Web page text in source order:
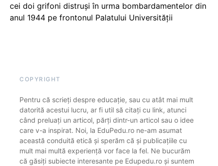
cei doi grifoni distruși în urma bombardamentelor din
anul 1944 pe frontonul Palatului Universității
COPYRIGHT
Pentru că scrieți despre educație, sau cu atât mai mult
datorită acestui lucru, ar fi util să citați cu link, atunci
când preluați un articol, părți dintr-un articol sau o idee
care v-a inspirat. Noi, la EduPedu.ro ne-am asumat
această conduită etică și sperăm că și publicațiile cu
mult mai multă experiență vor face la fel. Ne bucurăm
că găsiți subiecte interesante pe Edupedu.ro și suntem